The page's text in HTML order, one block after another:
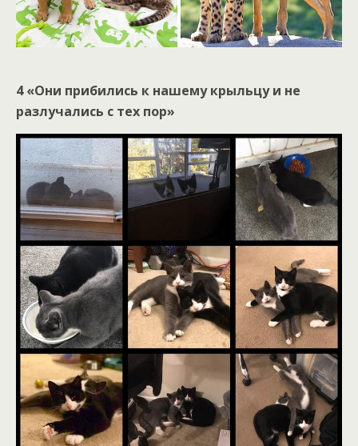
4 «Они прибились к нашему крыльцу и не
разлучались с тех пор»